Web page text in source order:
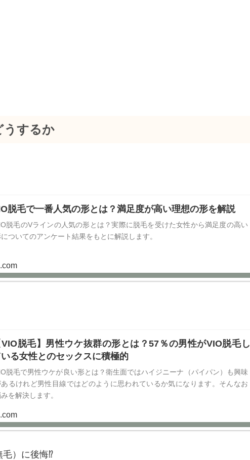
うするか
脱毛で一番人気の形とは？満足度が高い理想の形を解説
脱毛のVラインの人気の形とは？実際に脱毛を受けた女性から満足度の高い
についてのアンケート結果をもとに解説します。
VIO脱毛】男性ウケ抜群の形とは？57％の男性がVIO脱毛し
る女性とのセックスに積極的
脱毛で男性ウケが良い形とは？衛生面ではハイジニーナ（パイパン）も興味
あるけれど男性目線ではどのように思われているか気になります。そんなお
を解決します。
）に後悔⁉